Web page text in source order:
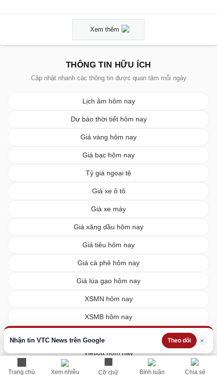
Trang chủ Xem nhiều Cỡ chữ Bình luận Chia sẻ
Nhận tin VTC News trên Google Theo dõi ×
Xem thêm
THÔNG TIN HỮU ÍCH
Cập nhật nhanh các thông tin được quan tâm mỗi ngày
Lịch âm hôm nay
Dự báo thời tiết hôm nay
Giá vàng hôm nay
Giá bạc hôm nay
Tỷ giá ngoại tệ
Giá xe ô tô
Giá xe máy
Giá xăng dầu hôm nay
Giá tiêu hôm nay
Giá cà phê hôm nay
Giá lúa gạo hôm nay
XSMN hôm nay
XSMB hôm nay
Vietlott hôm nay